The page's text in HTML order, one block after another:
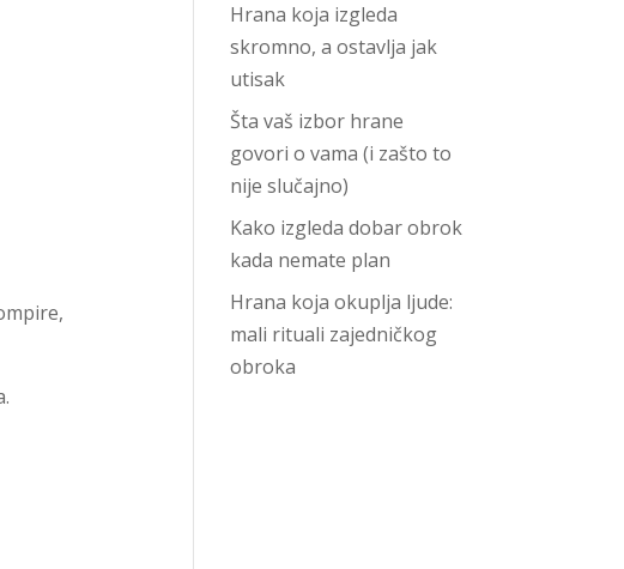
Hrana koja izgleda
skromno, a ostavlja jak
utisak
Šta vaš izbor hrane
govori o vama (i zašto to
nije slučajno)
Kako izgleda dobar obrok
kada nemate plan
Hrana koja okuplja ljude:
mali rituali zajedničkog
obroka